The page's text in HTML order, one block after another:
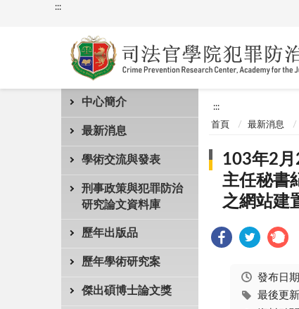
:::
中心簡介
最新消息
學術交流與發表
刑事政策與犯罪防治
研究論文資料庫
歷年出版品
歷年學術研究案
傑出碩博士論文獎
:::
首頁 最新消息
103年2
主任秘書
之網站建
發布日
最後更